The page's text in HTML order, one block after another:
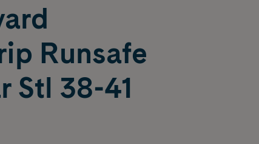
Runsafe
Stl 38-41